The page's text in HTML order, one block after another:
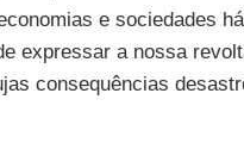
e sociedades
expressar a nossa
consequências